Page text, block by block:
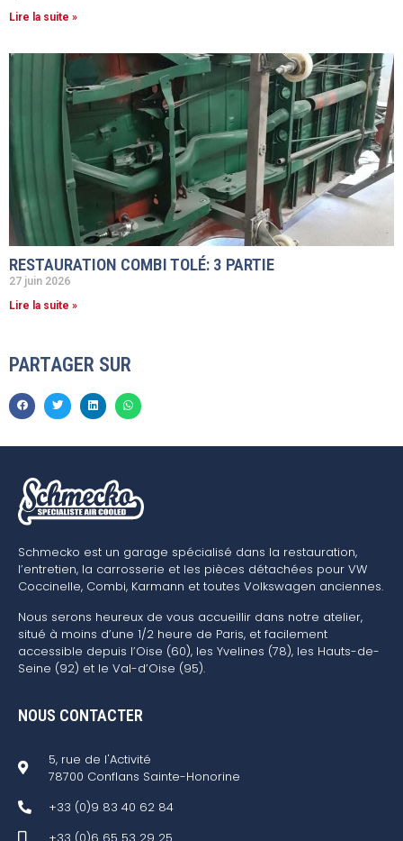
Lire la suite »
RESTAURATION COMBI TOLÉ: 3 PARTIE
27 juin 2026
Lire la suite »
PARTAGER SUR
Schmecko est un garage spécialisé dans la restauration,
l’entretien, la carrosserie et les pièces détachées pour VW
Coccinelle, Combi, Karmann et toutes Volkswagen anciennes.
Nous serons heureux de vous accueillir dans notre atelier,
situé à moins d’une 1/2 heure de Paris, et facilement
accessible depuis l’Oise (60), les Yvelines (78), les Hauts-de-
Seine (92) et le Val-d’Oise (95).
NOUS CONTACTER
5, rue de l'Activité
78700 Conflans Sainte-Honorine
+33 (0)9 83 40 62 84